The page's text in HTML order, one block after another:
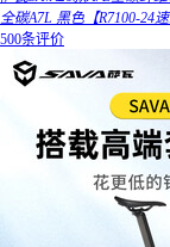
全碳A7L 黑色【R7100-24
500条评价